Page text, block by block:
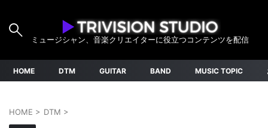
ミュージシャン、音楽クリエイターに役立つコンテンツを配信
HOME DTM GUITAR BAND MUSIC TOPIC
HOME > DTM >